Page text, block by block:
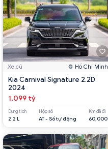
Xe cũ Hồ Chí Minh
Kia Carnival Signature 2.2D
2024
1.099 tỷ
Dung tích
2.2 L
Hộp số
AT - Số tự động
Km đã đi
60,000